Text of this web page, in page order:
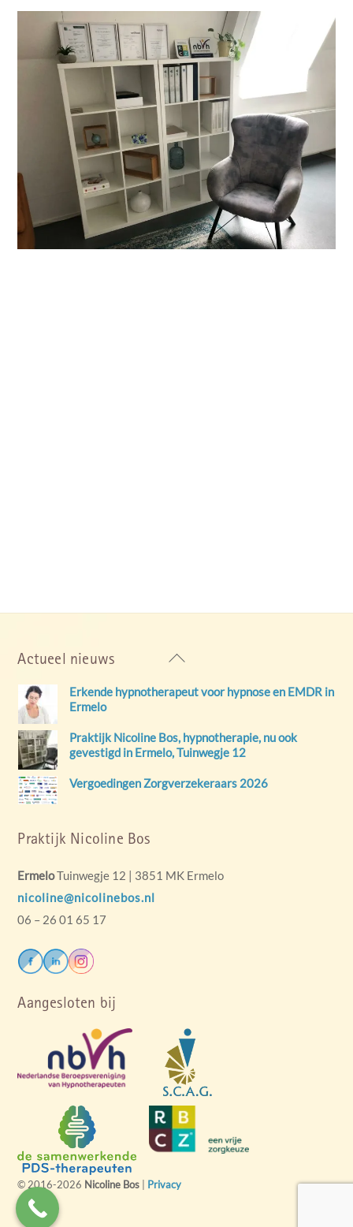
Back
Top
Actueel nieuws
Erkende hypnotherapeut voor hypnose en EMDR in
Ermelo
Praktijk Nicoline Bos, hypnotherapie, nu ook
gevestigd in Ermelo, Tuinwegje 12
Vergoedingen Zorgverzekeraars 2026
Praktijk Nicoline Bos
ErmeloTuinwegje 12 | 3851 MK Ermelo
nicoline@nicolinebos.nl
06 – 26 01 65 17
Aangesloten bij
© 2016-2026 Nicoline Bos | Privacy